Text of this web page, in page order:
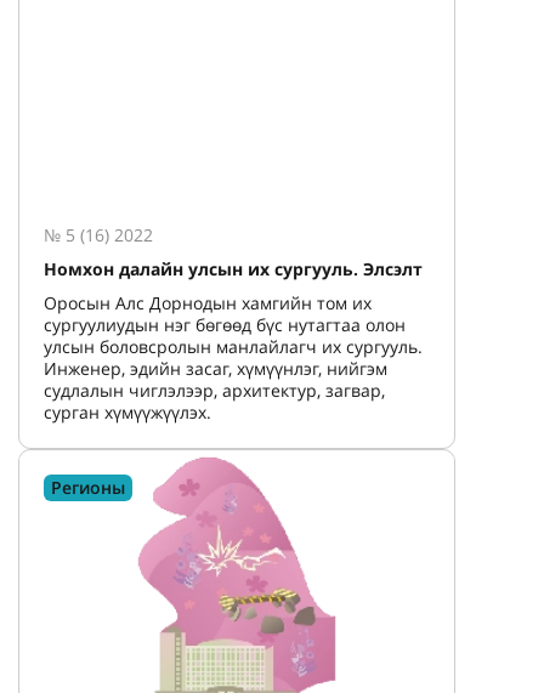
№ 5 (16) 2022
Номхон далайн улсын их сургууль. Элсэлт
Оросын Алс Дорнодын хамгийн том их
сургуулиудын нэг бөгөөд бүс нутагтаа олон
улсын боловсролын манлайлагч их сургууль.
Инженер, эдийн засаг, хүмүүнлэг, нийгэм
судлалын чиглэлээр, архитектур, загвар,
сурган хүмүүжүүлэх.
Регионы